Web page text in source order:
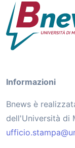
Informazioni
Bnews è
dell'Università di